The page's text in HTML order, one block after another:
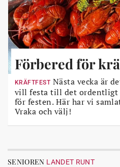
Förbered för
KRÄFTFEST Nästa vecka är
vill festa till det ordentligt
för festen. Här har vi
Vraka och välj!
SENIOREN LANDET RUNT